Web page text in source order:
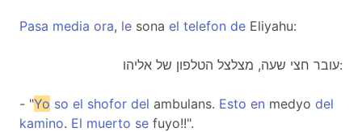
Pasa media ora, le sona el telefon de Eliyahu:
עובר חצי שעה, מצלצל הטלפון של אליהו:
- "Yo so el shofor del ambulans. Esto en medyo del
kamino. El muerto se fuyo!!".